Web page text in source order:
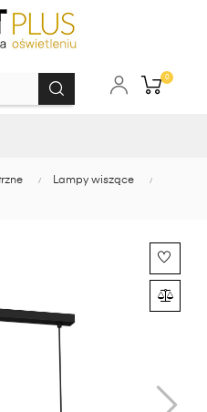
0
Lampy wiszące